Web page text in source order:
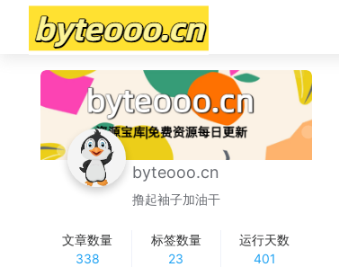
byteooo.cn
撸起袖子加油干
文章数量
338
标签数量
23
运行天数
401